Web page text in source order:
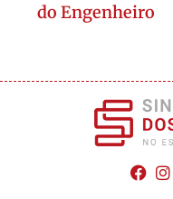
do Engenheiro